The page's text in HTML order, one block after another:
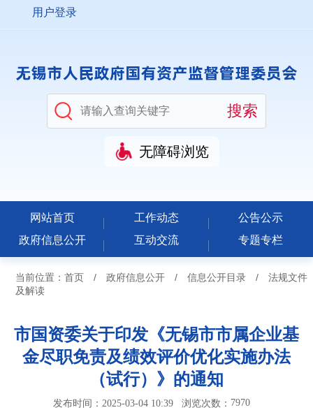
用户登录
无障碍浏览
网站首页 工作动态
公告公示
政府信息公开
互动交流 专题专栏
当前位置： 首页 / 政府信息公开 / 信息公开目录 /
法规文件
及解读
市国资委关于印发《无锡市市属企业基
金尽职免责及绩效评价优化实施办法
（试行）》的通知
发布时间：2025-03-04 10:39浏览次数： 7970